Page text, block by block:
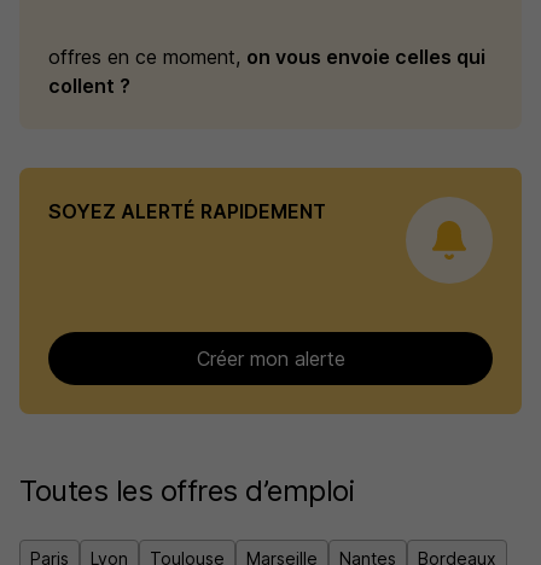
offres en ce moment, on vous envoie celles qui
collent ?
SOYEZ ALERTÉ RAPIDEMENT
Créer mon alerte
Toutes les offres d’emploi
Paris Lyon Toulouse Marseille Nantes
Bordeaux